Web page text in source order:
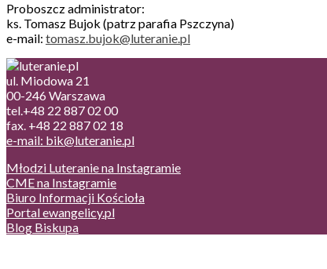
Proboszcz administrator:
ks. Tomasz Bujok (patrz parafia Pszczyna)
e-mail: tomasz.bujok@luteranie.pl
ul. Miodowa 21
00-246 Warszawa
tel.+48 22 887 02 00
fax. +48 22 887 02 18
e-mail: bik@luteranie.pl
Młodzi Luteranie na Instagramie
CME na Instagramie
Biuro Informacji Kościoła
Portal ewangelicy.pl
Blog Biskupa